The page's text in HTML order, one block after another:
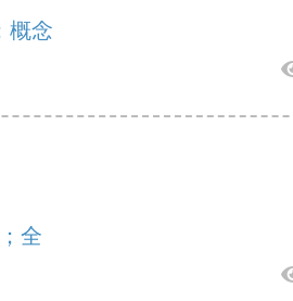
概念
全